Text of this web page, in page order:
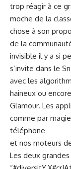
trop réagir à ce
moche de la
chose à son
de la
invisible il y a si
s’invite dans le
avec les
haineux ou
Glamour. Les
comme par
téléphone
et nos moteurs
Les deux